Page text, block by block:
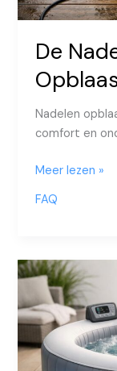
De
Nadelen
comfort en
De
van
Jacuzzi
Meer lezen »
FAQ